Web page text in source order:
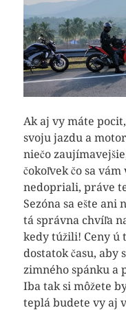
Ak aj vy máte
svoju jazdu a
niečo
čokoľvek čo sa
nedopriali, práve
Sezóna sa ešte ani
tá správna chvíľa
kedy túžili! Ceny ú
dostatok času,
zimného spánku a
Iba tak si môžete
teplá budete vy aj